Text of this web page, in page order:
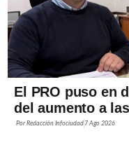
El PRO puso en
del aumento a
PorRedacción Infociudad 7 Ago 2026